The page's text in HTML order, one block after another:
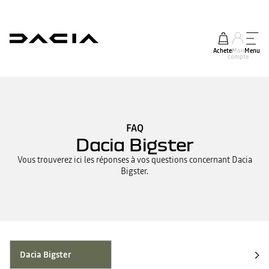
AcheterMon
compte
Menu
FAQ
Dacia Bigster
Vous trouverez ici les réponses à vos questions concernant Dacia
Bigster.
Dacia Bigster